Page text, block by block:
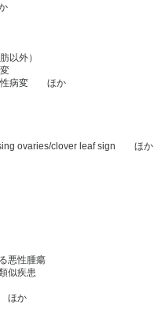
以外）
性病変 ほか
ovaries/clover leaf sign ほか
悪性腫瘍
似疾患
ほか